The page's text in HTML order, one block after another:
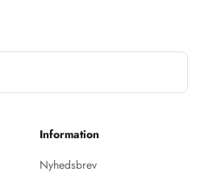
Information
Nyhedsbrev